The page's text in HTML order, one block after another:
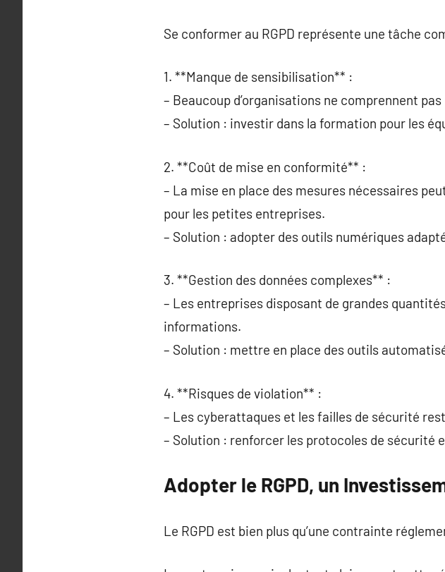
Se conformer au RGPD représente une tâche
1. **Manque de sensibilisation** :
– Beaucoup d’organisations ne comprennent
– Solution : investir dans la formation pour les
2. **Coût de mise en conformité** :
– La mise en place des mesures nécessaires
pour les petites entreprises.
– Solution : adopter des outils numériques
3. **Gestion des données complexes** :
– Les entreprises disposant de grandes
informations.
– Solution : mettre en place des outils
4. **Risques de violation** :
– Les cyberattaques et les failles de sécurité
– Solution : renforcer les protocoles de sécurité
Adopter le RGPD, un
Le RGPD est bien plus qu’une contrainte